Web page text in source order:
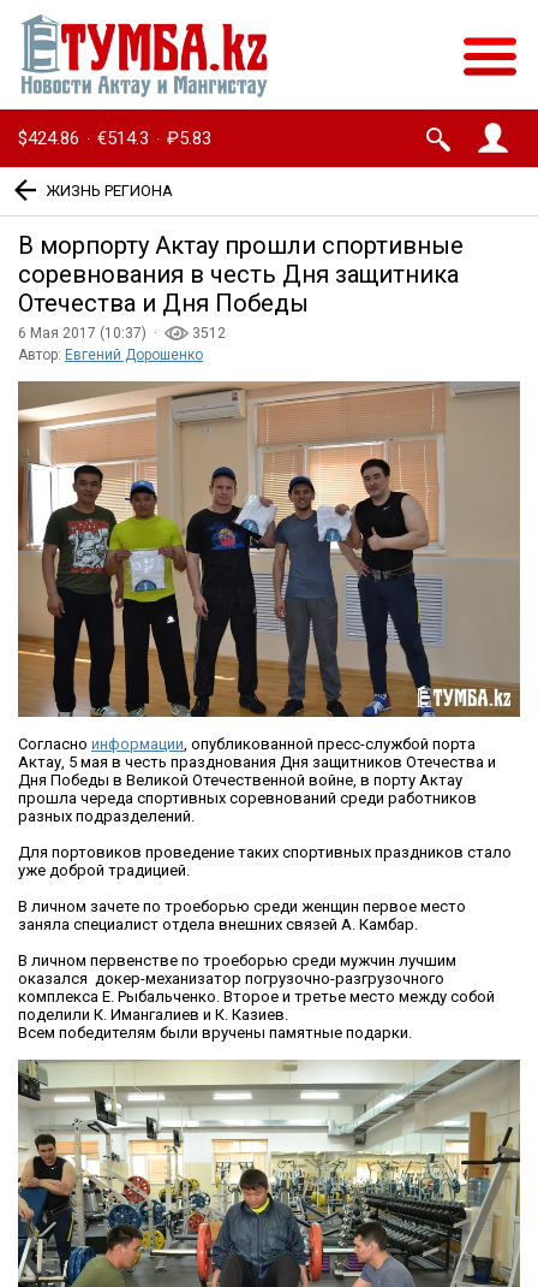
$424.86 · €514.3 · ₽5.83
ЖИЗНЬ РЕГИОНА
В морпорту Актау прошли спортивные
соревнования в честь Дня защитника
Отечества и Дня Победы
6 Мая 2017 (10:37) ·
3512
Автор: Евгений Дорошенко
Согласно информации , опубликованной пресс-службой порта
Актау, 5 мая в честь празднования Дня защитников Отечества и
Дня Победы в Великой Отечественной войне, в порту Актау
прошла череда спортивных соревнований среди работников
разных подразделений.
Для портовиков проведение таких спортивных праздников стало
уже доброй традицией.
В личном зачете по троеборью среди женщин первое место
заняла специалист отдела внешних связей А. Камбар.
В личном первенстве по троеборью среди мужчин лучшим
оказался докер-механизатор погрузочно-разгрузочного
комплекса Е. Рыбальченко. Второе и третье место между собой
поделили К. Имангалиев и К. Казиев.
Всем победителям были вручены памятные подарки.